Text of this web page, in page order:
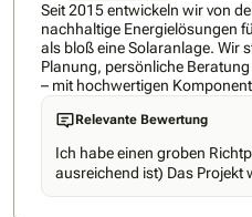
Seit 2015 entwickeln wir von
nachhaltige Energielösungen
als bloß eine Solaranlage. Wir
Planung, persönliche
– mit hochwertigen
eigenem Montageteam. Ob
Mehrfamilienhaus oder
Photovoltaiklösungen sind
zukunftssicher. Weil es bei
geht – sondern um
Unabhängigkeit.
Relevante Bewertung
Ich habe einen groben
ausreichend ist) Das Projekt
angegangen.